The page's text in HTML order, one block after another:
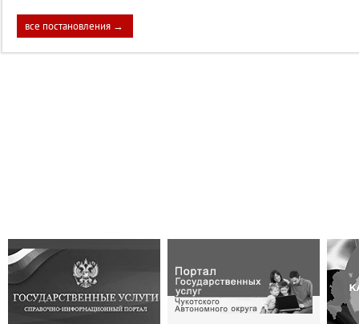
все постановления →